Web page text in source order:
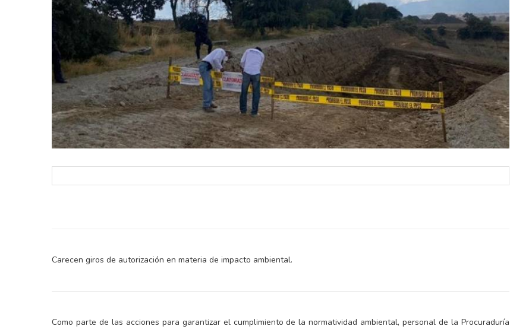
Carecen giros de autorización en materia de impacto ambiental.
Como parte de las acciones para garantizar el cumplimiento de la normatividad ambiental, personal de la Procuraduría
en el ejercicio de sus
electorales
Y salió la propuesta de Reforma Electoral de
la Presidenta Sheinbaum
Informa el gobierno federal cómo fue el
operativo de captura de "El Mencho" y sus
reacciones en Jalisco